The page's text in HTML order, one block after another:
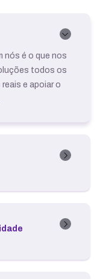
nós é o que nos
todos os
e apoiar o
para somar
por